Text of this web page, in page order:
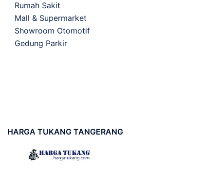
Rumah Sakit
Mall & Supermarket
Showroom Otomotif
Gedung Parkir
HARGA TUKANG TANGERANG